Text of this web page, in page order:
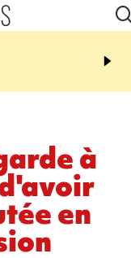
20:44
rouée de coups,
à
en